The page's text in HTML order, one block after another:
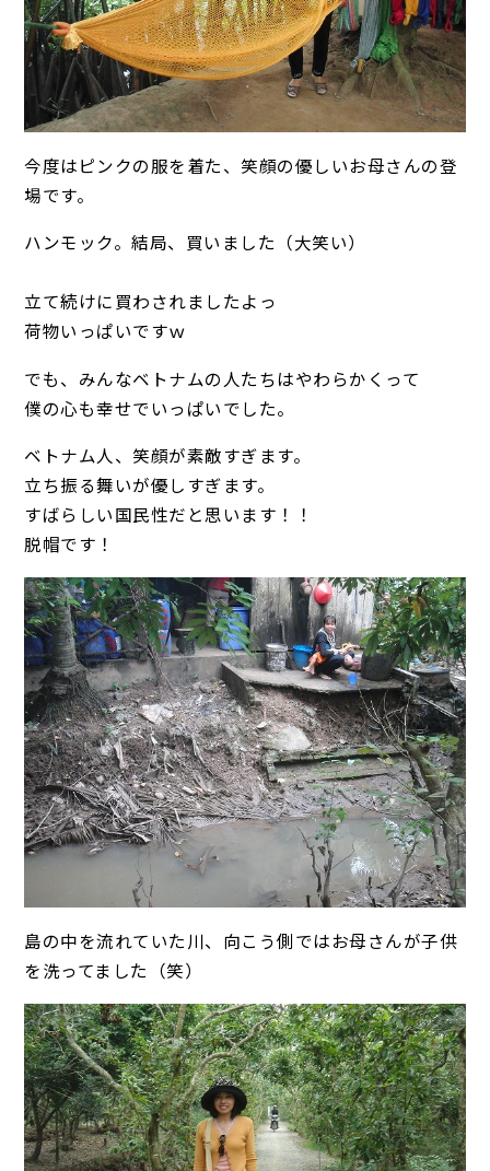
今度はピンクの服を着た、笑顔の優しいお母さんの登
場です。
ハンモック。結局、買いました（大笑い）
立て続けに買わされましたよっ
荷物いっぱいですｗ
でも、みんなベトナムの人たちはやわらかくって
僕の心も幸せでいっぱいでした。
ベトナム人、笑顔が素敵すぎます。
立ち振る舞いが優しすぎます。
すばらしい国民性だと思います！！
脱帽です！
島の中を流れていた川、向こう側ではお母さんが子供
を洗ってました（笑）